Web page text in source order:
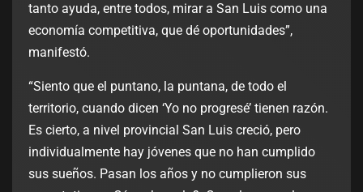
tanto ayuda, entre todos, mirar a San Luis como una
economía competitiva, que dé oportunidades”,
manifestó.
“Siento que el puntano, la puntana, de todo el
territorio, cuando dicen ‘Yo no progresé’ tienen razón.
Es cierto, a nivel provincial San Luis creció, pero
individualmente hay jóvenes que no han cumplido
sus sueños. Pasan los años y no cumplieron sus